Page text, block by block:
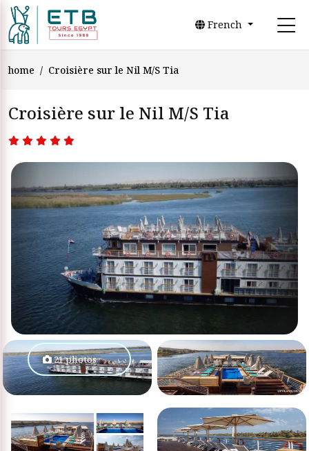
French
home Croisière sur le Nil M/S Tia
Croisière sur le Nil M/S Tia
21 photos